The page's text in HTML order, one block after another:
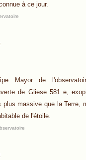
à ce jour.
Mayor de
de Gliese 581 e,
plus massive que la Terre,
de l'étoile.